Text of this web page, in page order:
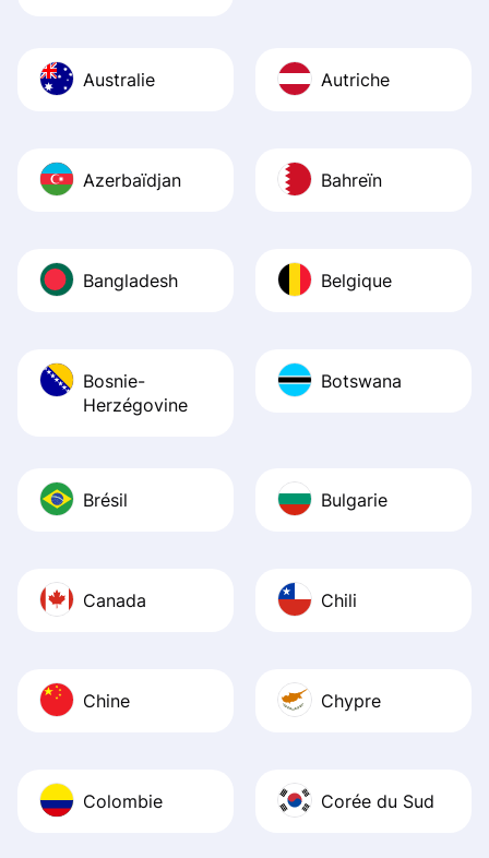
Australie Autriche
Azerbaïdjan Bahreïn
Bangladesh Belgique
Bosnie-
Herzégovine
Botswana
Brésil Bulgarie
Canada Chili
Chine Chypre
Colombie Corée du Sud